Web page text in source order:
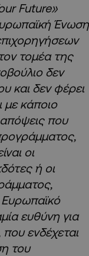
Future»
Ένωση
τομέα της
δεν
και δεν φέρει
με κάποιο
που
οι
ή οι
Ευρωπαϊκό
ευθύνη για
ενδέχεται
του